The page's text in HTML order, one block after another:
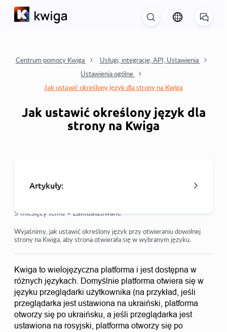
Centrum pomocy Kwiga
Usługi, integracje, API, Ustawienia
Ustawienia ogólne
Jak ustawić określony język dla strony na Kwiga
Jak ustawić określony język dla
strony na Kwiga
Artykuły:
Kontrola dostępu
Jak ustawić logo (podgląd) swojego projektu dla
komunikatorów
Zmiana nazwy projektu (kabinetu) i innych ustawień
publicznych
Dodawanie swojej oferty na platformie Kwiga
5 miesięcy temu • Zaktualizowane
Wyjaśnimy, jak ustawić określony język przy otwieraniu dowolnej
strony na Kwiga, aby strona otwierała się w wybranym języku.
Kwiga to wielojęzyczna platforma i jest dostępna w
różnych językach. Domyślnie platforma otwiera się w
języku przeglądarki użytkownika (na przykład, jeśli
przeglądarka jest ustawiona na ukraiński, platforma
otworzy się po ukraińsku, a jeśli przeglądarka jest
ustawiona na rosyjski, platforma otworzy się po